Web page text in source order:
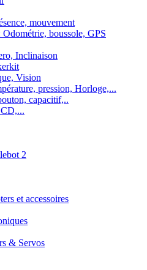
mouvement
boussole, GPS
Inclinaison
Vision
pression, Horloge,...
capacitif,..
2
et accessoires
& Servos